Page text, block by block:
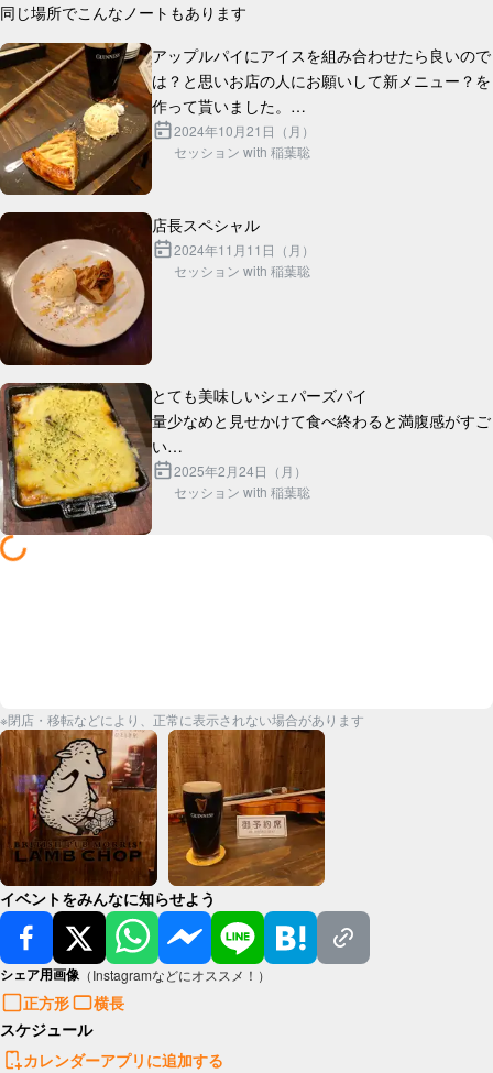
同じ場所でこんなノートもあります
アップルパイにアイスを組み合わせたら良いので
は？と思いお店の人にお願いして新メニュー？を
作って貰いました。
ギネスと合わせて丁度2000円です。
2024年10月21日（月）
セッション with 稲葉聡
2024年11月11日（月）
セッション with 稲葉聡
とても美味しいシェパーズパイ
量少なめと見せかけて食べ終わると満腹感がすご
い
芋とラム肉の間の層にチーズがたっぷり入ってて
2025年2月24日（月）
セッション with 稲葉聡
※閉店・移転などにより、正常に表示されない場合があります
イベントをみんなに知らせよう
シェア用画像 （Instagramなどにオススメ！）
正方形
横長
スケジュール
カレンダーアプリに追加する